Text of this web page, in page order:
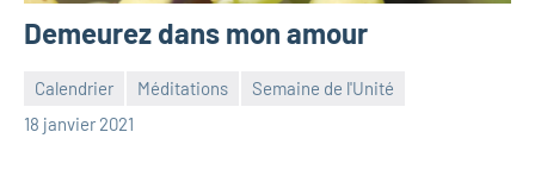
Demeurez dans mon amour
Calendrier Méditations
Semaine de l'Unité
18 janvier 2021
jean-
Aucun